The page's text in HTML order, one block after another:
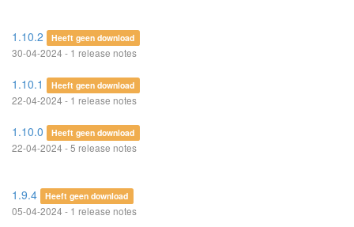
1.10.2 Heeft geen download
30-04-2024 - 1 release notes
1.10.1 Heeft geen download
22-04-2024 - 1 release notes
1.10.0 Heeft geen download
22-04-2024 - 5 release notes
1.9.4 Heeft geen download
05-04-2024 - 1 release notes